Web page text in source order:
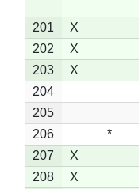
201 X
202
X
203
X
204
205
206
*
207
X
208
X